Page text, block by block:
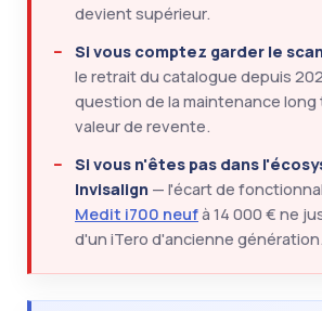
devient supérieur.
Si vous comptez garder le
le retrait du catalogue depuis
question de la maintenance long
valeur de revente.
Si vous n'êtes pas dans
Invisalign — l'écart de
Medit i700 neufà 14 000 € ne
d'un iTero d'ancienne génération.